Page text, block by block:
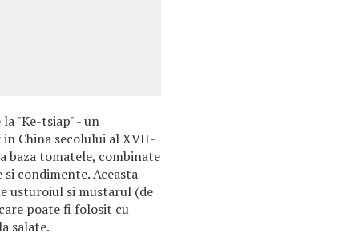
"Ke-tsiap" - un
China secolului al XVII-
baza tomatele, combinate
si condimente. Aceasta
usturoiul si mustarul (de
poate fi folosit cu
salate.